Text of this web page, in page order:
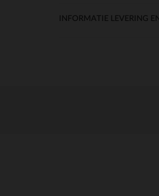
INFORMATIE LEVERING